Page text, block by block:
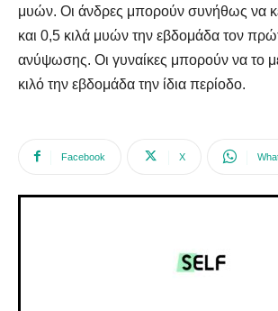
μυών. Οι άνδρες μπορούν συνήθως να
και 0,5 κιλά μυών την εβδομάδα τον
ανύψωσης. Οι γυναίκες μπορούν να το
κιλό την εβδομάδα την ίδια περίοδο.
Facebook X